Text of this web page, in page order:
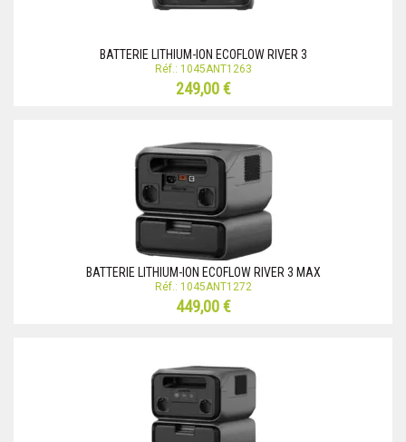
BATTERIE LITHIUM-ION ECOFLOW RIVER 3
Réf.: 1045ANT1263
249,00 €
BATTERIE LITHIUM-ION ECOFLOW RIVER 3 MAX
Réf.: 1045ANT1272
449,00 €